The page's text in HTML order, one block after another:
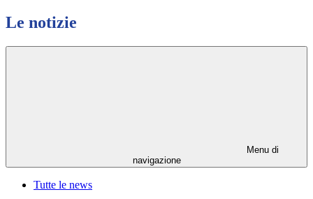
Le notizie
Menu di
navigazione
Tutte le news